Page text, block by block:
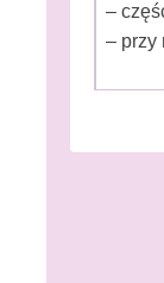
–
– przy